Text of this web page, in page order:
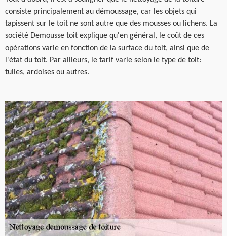
consiste principalement au démoussage, car les objets qui
tapissent sur le toit ne sont autre que des mousses ou lichens. La
société Demousse toit explique qu'en général, le coût de ces
opérations varie en fonction de la surface du toit, ainsi que de
l'état du toit. Par ailleurs, le tarif varie selon le type de toit:
tuiles, ardoises ou autres.